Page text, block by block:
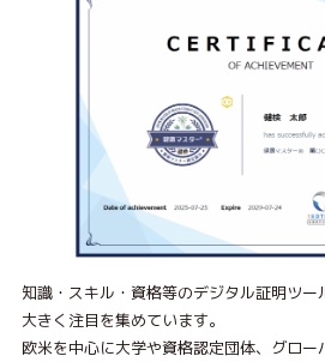
知識・スキル・資格等のデジタル証明ツ
大きく注目を集めています。
欧米を中心に大学や資格認定団体、グロ